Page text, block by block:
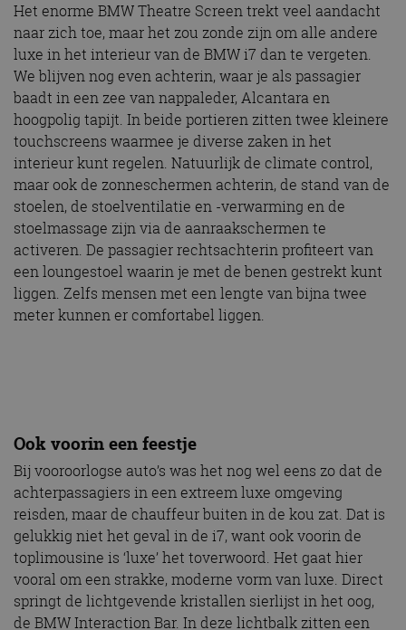
Het enorme BMW Theatre Screen trekt veel aandacht
naar zich toe, maar het zou zonde zijn om alle andere
luxe in het interieur van de BMW i7 dan te vergeten.
We blijven nog even achterin, waar je als passagier
baadt in een zee van nappaleder, Alcantara en
hoogpolig tapijt. In beide portieren zitten twee kleinere
touchscreens waarmee je diverse zaken in het
interieur kunt regelen. Natuurlijk de climate control,
maar ook de zonneschermen achterin, de stand van de
stoelen, de stoelventilatie en -verwarming en de
stoelmassage zijn via de aanraakschermen te
activeren. De passagier rechtsachterin profiteert van
een loungestoel waarin je met de benen gestrekt kunt
liggen. Zelfs mensen met een lengte van bijna twee
meter kunnen er comfortabel liggen.
Ook voorin een feestje
Bij vooroorlogse auto’s was het nog wel eens zo dat de
achterpassagiers in een extreem luxe omgeving
reisden, maar de chauffeur buiten in de kou zat. Dat is
gelukkig niet het geval in de i7, want ook voorin de
toplimousine is ‘luxe’ het toverwoord. Het gaat hier
vooral om een strakke, moderne vorm van luxe. Direct
springt de lichtgevende kristallen sierlijst in het oog,
de BMW Interaction Bar. In deze lichtbalk zitten een